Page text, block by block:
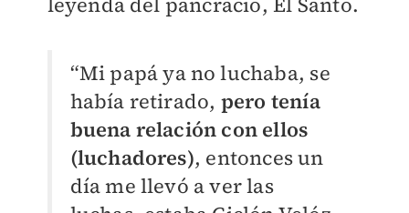
“Mi papá ya no luchaba, se
había retirado, pero tenía
buena relación con ellos
(luchadores), entonces un
día me llevó a ver las